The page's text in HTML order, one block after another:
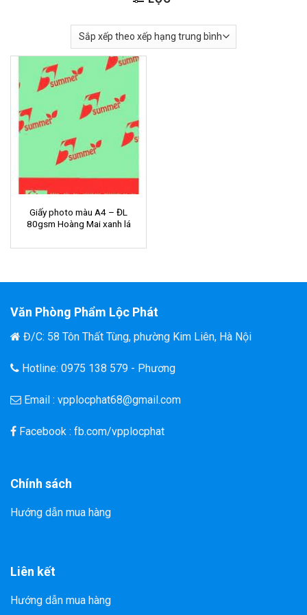
Giấy photo màu A4 – ĐL
80gsm Hoàng Mai xanh lá
Văn Phòng Phẩm Lộc Phát
Đ/C: 58 Tôn Thất Tùng, phường Kim Liên, Hà Nội
Hotline: 0975 138 579 - Phương
Email : vpplocphat68@gmail.com
Facebook : fb.com/vpplocphat
Chính sách
Hướng dẫn mua hàng
Liên kết
Hướng dẫn mua hàng